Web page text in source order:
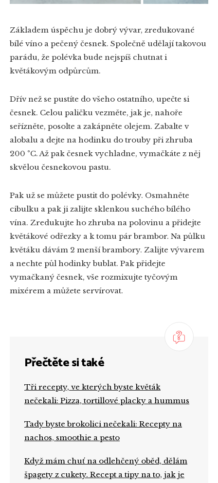
Základem úspěchu je dobrý vývar, zredukované
bílé víno a pečený česnek. Společně udělají takovou
parádu, že polévka bude nejspíš chutnat i
květákovým odpůrcům.
Dřív než se pustíte do všeho ostatního, upečte si
česnek. Celou paličku vezměte, jak je, nahoře
seřízněte, posolte a zakápněte olejem. Zabalte v
alobalu a dejte na hodinku do trouby při zhruba
200 °C. Až pak česnek vychladne, vymačkáte z něj
skvělou česnekovou pastu.
Pak už se můžete pustit do polévky. Osmahněte
cibulku a pak ji zalijte sklenkou suchého bílého
vína. Zredukujte ho zhruba na polovinu a přidejte
květákové odřezky a k tomu pár brambor. Na půlku
květáku dávám 2 menší brambory. Zalijte vývarem
a nechte půl hodinky bublat. Pak přidejte
vymačkaný česnek, vše rozmixujte tyčovým
mixérem a můžete servírovat.
Přečtěte si také
Tři recepty, ve kterých byste květák
nečekali: Pizza, tortillové placky a hummus
Tady byste brokolici nečekali: Recepty na
nachos, smoothie a pesto
Když mám chuť na odlehčený oběd, dělám
špagety z cukety. Recept a tipy na to, jak je